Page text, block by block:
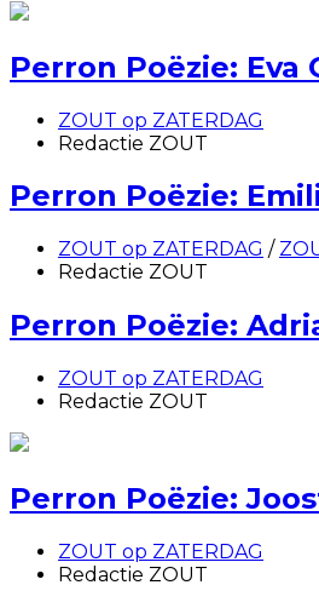
Perron Poëzie: Eva
ZOUT op ZATERDAG
Redactie ZOUT
Perron Poëzie:
ZOUT op ZATERDAG /
Redactie ZOUT
Perron Poëzie:
ZOUT op ZATERDAG
Redactie ZOUT
Perron Poëzie:
ZOUT op ZATERDAG
Redactie ZOUT